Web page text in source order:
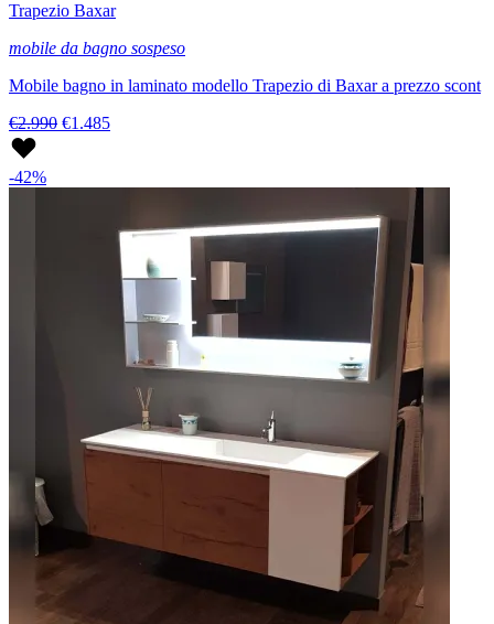
Trapezio Baxar
mobile da bagno sospeso
Mobile bagno in laminato modello Trapezio di Baxar a prezzo scont
€2.990 €1.485
-42%